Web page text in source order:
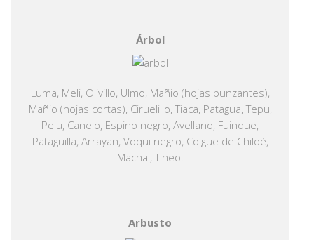
Árbol
Luma, Meli, Olivillo, Ulmo, Mañio (hojas punzantes),
Mañio (hojas cortas), Ciruelillo, Tiaca, Patagua, Tepu,
Pelu, Canelo, Espino negro, Avellano, Fuinque,
Pataguilla, Arrayan, Voqui negro, Coigue de Chiloé,
Machai, Tineo.
Arbusto